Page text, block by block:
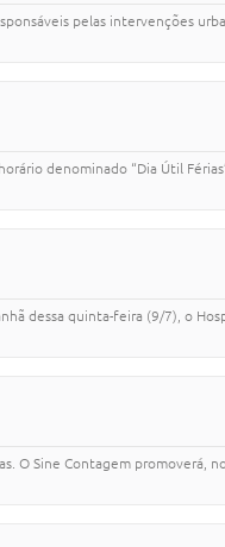
pelas intervenções
denominado “Dia Útil
dessa quinta-feira (9/7), o
O Sine Contagem promoverá,